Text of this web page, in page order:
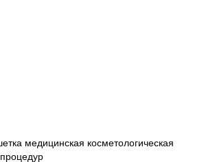
медицинская косметологическая